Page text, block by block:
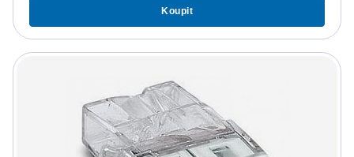
Koupit